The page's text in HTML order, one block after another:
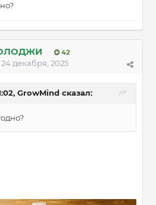
42
24 декабря, 2025
GrowMind сказал: